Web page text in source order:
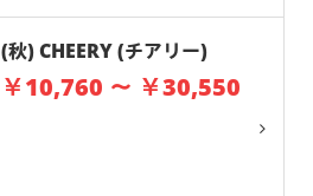
(秋) CHEERY (チアリー)
￥10,760 ～ ￥30,550